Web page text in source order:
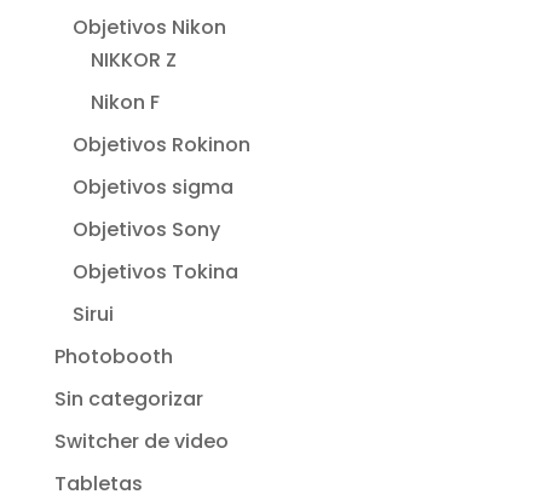
Objetivos Nikon
NIKKOR Z
Nikon F
Objetivos Rokinon
Objetivos sigma
Objetivos Sony
Objetivos Tokina
Sirui
Photobooth
Sin categorizar
Switcher de video
Tabletas